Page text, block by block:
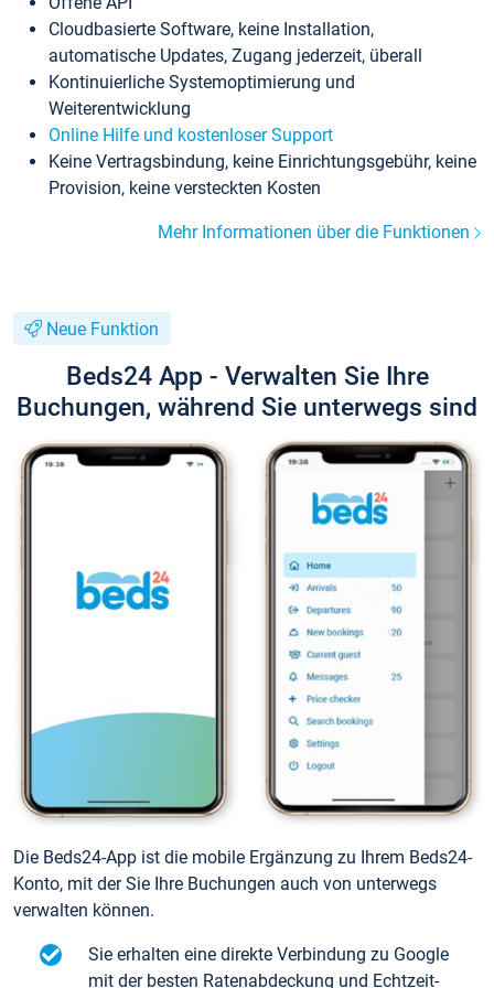
Cloudbasierte Software, keine Installation,
automatische Updates, Zugang jederzeit, überall
Kontinuierliche Systemoptimierung und
Weiterentwicklung
Online Hilfe und kostenloser Support
Keine Vertragsbindung, keine Einrichtungsgebühr, keine
Provision, keine versteckten Kosten
Mehr Informationen über die Funktionen
Neue Funktion
Beds24 App - Verwalten Sie Ihre
Buchungen, während Sie unterwegs sind
Die Beds24-App ist die mobile Ergänzung zu Ihrem Beds24-
Konto, mit der Sie Ihre Buchungen auch von unterwegs
verwalten können.
Sie erhalten eine direkte Verbindung zu Google
mit der besten Ratenabdeckung und Echtzeit-